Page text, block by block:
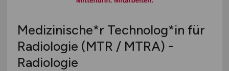
Medizinische*r Technolog*in für
Radiologie (MTR / MTRA) -
Radiologie